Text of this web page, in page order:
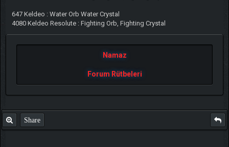
647 Keldeo : Water Orb Water Crystal
4080 Keldeo Resolute : Fighting Orb, Fighting Crystal
Namaz
Forum Rütbeleri
Share